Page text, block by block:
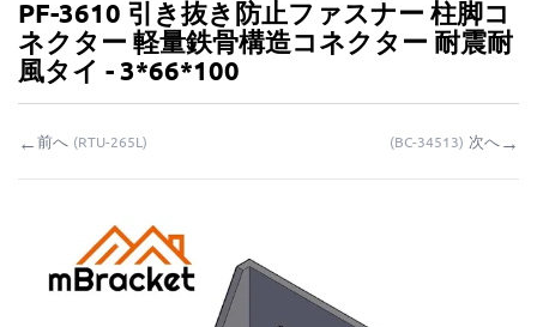
会社概要
ダウンロード
マイ問い合わせ
PF-3610 引き抜き防止ファスナー 柱脚コ
ネクター 軽量鉄骨構造コネクター 耐震耐
風タイ - 3*66*100
←前へ (RTU-265L ) (BC-34513) 次へ→